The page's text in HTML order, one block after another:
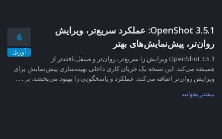
6
آوریل
OpenShot 3.5.1: عملکرد سریع‌تر، ویرایش
روان‌تر، پیش‌نمایش‌های بهتر
OpenShot 3.5.1 ویرایش را سریع‌تر، روان‌تر و صیقل‌یافته‌تر از
همیشه می‌کند. این نسخه یک جریان کاری داخلی بهینه‌سازی پیش‌نمایش برای
ویرایش روان‌تر اضافه می‌کند، عملکرد و پاسخگویی را بهبود می‌بخشد، بز......
بیشتر بخوانید